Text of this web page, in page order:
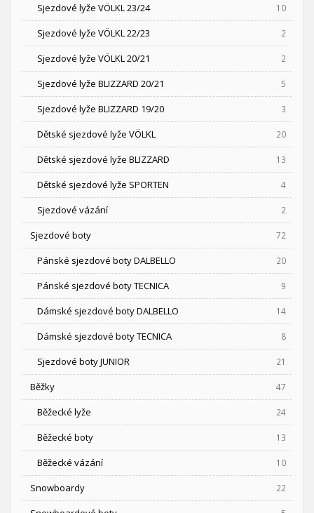
Sjezdové lyže VÖLKL 23/24 10
Sjezdové lyže VÖLKL 22/23 2
Sjezdové lyže VÖLKL 20/21 2
Sjezdové lyže BLIZZARD 20/21 5
Sjezdové lyže BLIZZARD 19/20 3
Dětské sjezdové lyže VÖLKL 20
Dětské sjezdové lyže BLIZZARD 13
Dětské sjezdové lyže SPORTEN 4
Sjezdové vázání 2
Sjezdové boty 72
Pánské sjezdové boty DALBELLO 20
Pánské sjezdové boty TECNICA 9
Dámské sjezdové boty DALBELLO 14
Dámské sjezdové boty TECNICA 8
Sjezdové boty JUNIOR 21
Běžky 47
Běžecké lyže 24
Běžecké boty 13
Běžecké vázání 10
Snowboardy 22